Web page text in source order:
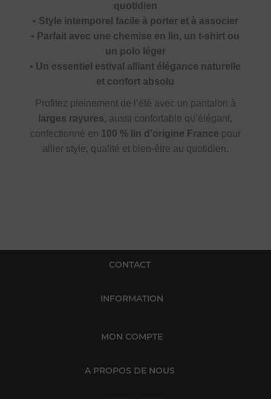
quotidien
• Style intemporel facile à porter et à associer
• Parfait avec une chemise en lin, un t-shirt ou
un polo léger
• Un essentiel estival alliant élégance naturelle
et confort absolu
Profitez pleinement de l’été avec un pantalon à
larges rayures, aussi confortable qu’élégant,
confectionné en 100 % lin d’origine France pour
allier style, qualité et bien-être au quotidien.
CONTACT
INFORMATION
MON COMPTE
A PROPOS DE NOUS